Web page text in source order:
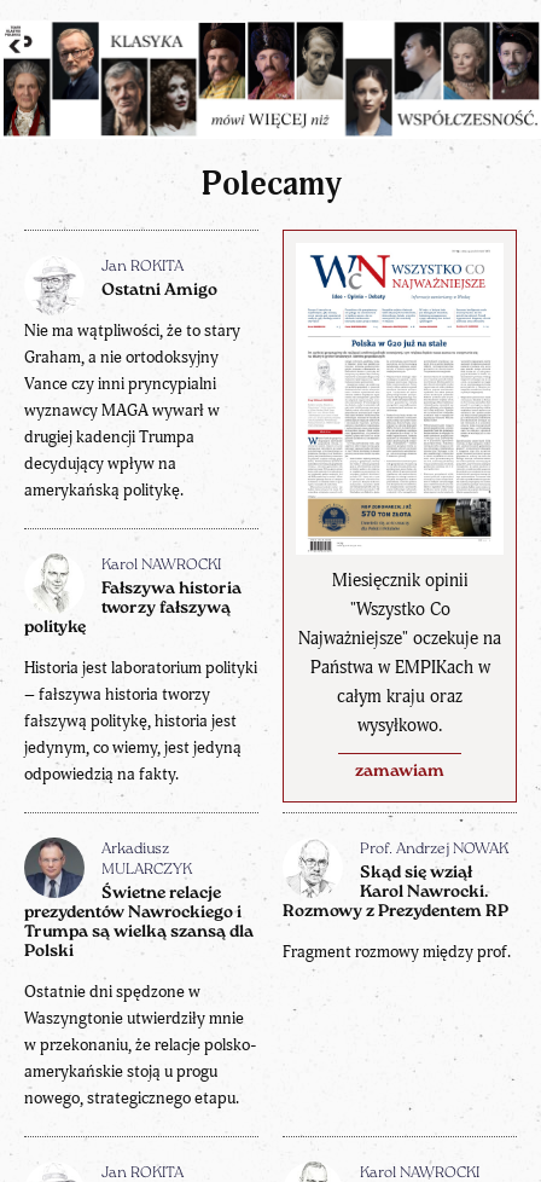
Polecamy
Miesięcznik opinii
"Wszystko Co
Najważniejsze" oczekuje na
Państwa w EMPIKach w
całym kraju oraz
wysyłkowo.
zamawiam
Jan ROKITA
Ostatni Amigo
Nie ma wątpliwości, że to stary
Graham, a nie ortodoksyjny
Vance czy inni pryncypialni
wyznawcy MAGA wywarł w
drugiej kadencji Trumpa
decydujący wpływ na
amerykańską politykę.
Karol NAWROCKI
Fałszywa historia
tworzy fałszywą
politykę
Historia jest laboratorium polityki
– fałszywa historia tworzy
fałszywą politykę, historia jest
jedynym, co wiemy, jest jedyną
odpowiedzią na fakty.
Arkadiusz
MULARCZYK
Świetne relacje
prezydentów Nawrockiego i
Trumpa są wielką szansą dla
Polski
Ostatnie dni spędzone w
Waszyngtonie utwierdziły mnie
w przekonaniu, że relacje polsko-
amerykańskie stoją u progu
nowego, strategicznego etapu.
Prof. Andrzej NOWAK
Skąd się wziął
Karol Nawrocki.
Rozmowy z Prezydentem RP
Fragment rozmowy między prof.
Jan ROKITA Karol NAWROCKI